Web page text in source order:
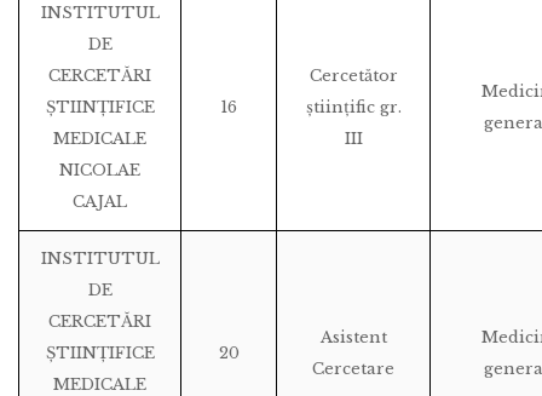
INSTITUTUL
DE
CERCETĂRI
ȘTIINȚIFICE
MEDICALE
NICOLAE
CAJAL
16
Cercetător
științific gr.
III
INSTITUTUL
DE
CERCETĂRI
ȘTIINȚIFICE
MEDICALE
20
Asistent
Cercetare